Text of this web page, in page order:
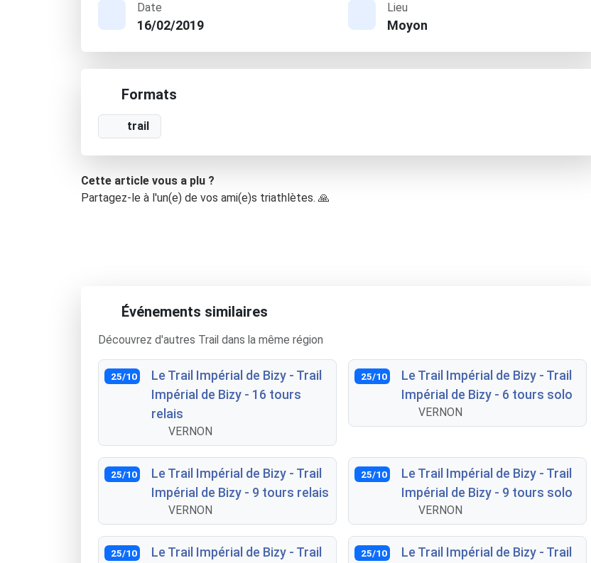
Date
16/02/2019
Lieu
Moyon
Formats
trail
Cette article vous a plu ?
Partagez-le à l'un(e) de vos ami(e)s triathlètes. 🙏
Événements similaires
Découvrez d'autres Trail dans la même région
25/10
Le Trail Impérial de Bizy - Trail
Impérial de Bizy - 16 tours
relais
VERNON
25/10
Le Trail Impérial de Bizy - Trail
Impérial de Bizy - 6 tours solo
VERNON
25/10
Le Trail Impérial de Bizy - Trail
Impérial de Bizy - 9 tours relais
VERNON
25/10
Le Trail Impérial de Bizy - Trail
Impérial de Bizy - 9 tours solo
VERNON
25/10
Le Trail Impérial de Bizy - Trail
25/10
Le Trail Impérial de Bizy - Trail